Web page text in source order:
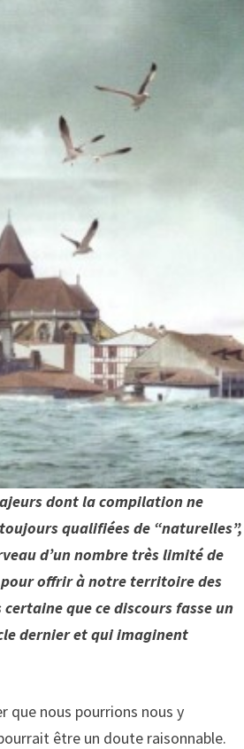
dont la compilation ne
qualifiées de “naturelles”,
d’un nombre très limité de
offrir à notre territoire des
que ce discours fasse un
dernier et qui imaginent
que nous pourrions nous y
être un doute raisonnable.